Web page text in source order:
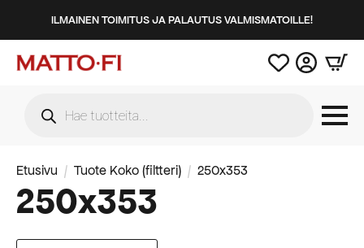
ILMAINEN TOIMITUS JA PALAUTUS VALMISMATOILLE!
search
Etusivu Tuote Koko (filtteri) 250x353
250x353